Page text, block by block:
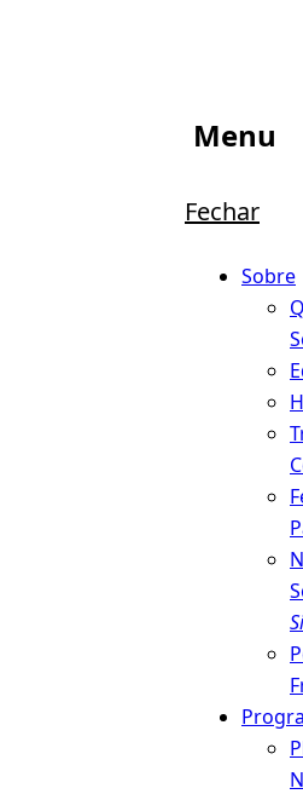
Menu
Fechar
Sobre